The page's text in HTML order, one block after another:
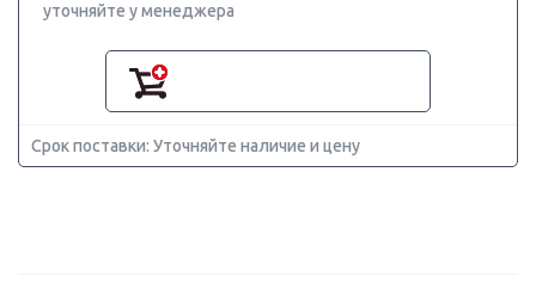
уточняйте у менеджера
Срок поставки: Уточняйте наличие и цену